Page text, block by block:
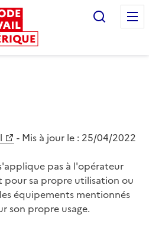
- Mis à jour le : 25/04/2022
pas à l'opérateur
sa propre utilisation ou
équipements mentionnés
son propre usage.